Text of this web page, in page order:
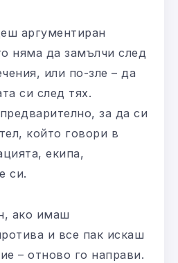
аргументиран
няма да замълчи след
или по-зле – да
си след тях.
за да си
който говори в
екипа,
си.
ако имаш
и все пак искаш
– отново го направи.